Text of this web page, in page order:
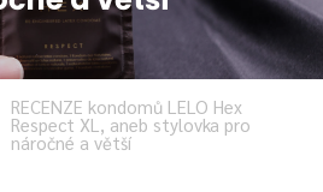
RECENZE kondomů LELO Hex
Respect XL, aneb stylovka pro
náročné a větší